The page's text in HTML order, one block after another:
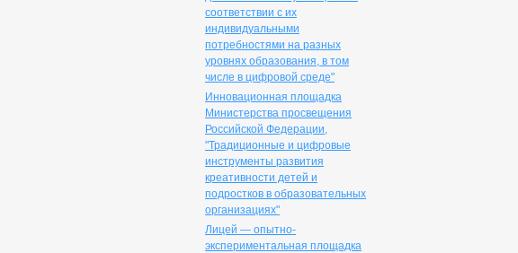
соответствии с их
индивидуальными
потребностями на разных
уровнях образования, в том
числе в цифровой среде"
Инновационная площадка
Министерства просвещения
Российской Федерации,
"Традиционные и цифровые
инструменты развития
креативности детей и
подростков в образовательных
организациях"
Лицей — опытно-
экспериментальная площадка